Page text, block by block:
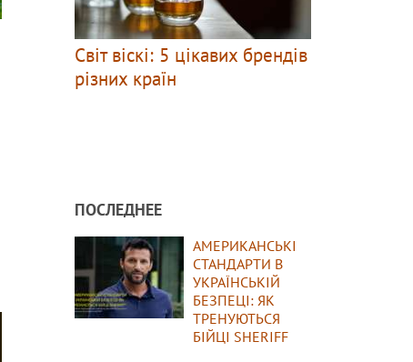
Світ віскі: 5 цікавих брендів
різних країн
ПОСЛЕДНЕЕ
АМЕРИКАНСЬКІ
СТАНДАРТИ В
УКРАЇНСЬКІЙ
БЕЗПЕЦІ: ЯК
ТРЕНУЮТЬСЯ
БІЙЦІ SHERIFF